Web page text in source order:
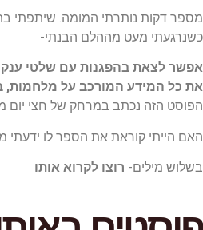
מספר דקות נותרתי המומה. שיתפתי
כשנרגעתי מעט מההלם הבנתי-
אפשר לצאת בהפגנות עם שלטי ענק
את כל המידע המורכב על מלחמות,
הפוסט הזה נכתב במרחק של חצי יום
האם הייתי קוראת את הספר לו ידעתי
בשלוש מילים- רוצו לקרוא אותו